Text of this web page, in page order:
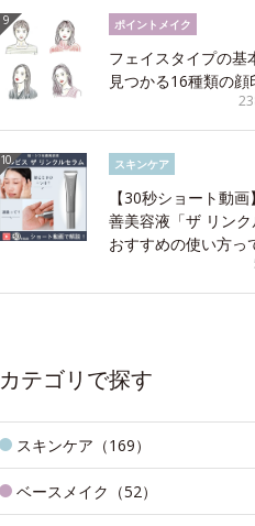
ポイントメイク
フェイスタイプの基
見つかる16種類の顔
スキンケア
【30秒ショート動
善美容液「ザ リン
おすすめの使い方っ
カテゴリで探す
スキンケア（169）
ベースメイク（52）